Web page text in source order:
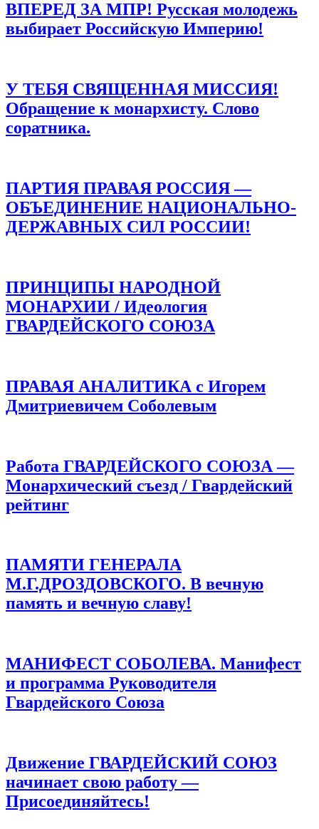
ВПЕРЕД ЗА МПР! Русская молодежь
выбирает Российскую Империю!
У ТЕБЯ СВЯЩЕННАЯ МИССИЯ!
Обращение к монархисту. Слово
соратника.
ПАРТИЯ ПРАВАЯ РОССИЯ —
ОБЪЕДИНЕНИЕ НАЦИОНАЛЬНО-
ДЕРЖАВНЫХ СИЛ РОССИИ!
ПРИНЦИПЫ НАРОДНОЙ
МОНАРХИИ / Идеология
ГВАРДЕЙСКОГО СОЮЗА
ПРАВАЯ АНАЛИТИКА с Игорем
Дмитриевичем Соболевым
Работа ГВАРДЕЙСКОГО СОЮЗА —
Монархический съезд / Гвардейский
рейтинг
ПАМЯТИ ГЕНЕРАЛА
М.Г.ДРОЗДОВСКОГО. В вечную
память и вечную славу!
МАНИФЕСТ СОБОЛЕВА. Манифест
и программа Руководителя
Гвардейского Союза
Движение ГВАРДЕЙСКИЙ СОЮЗ
начинает свою работу —
Присоединяйтесь!